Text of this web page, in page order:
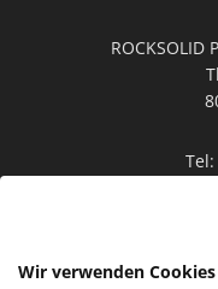
Tel:
Wir verwenden Cookies